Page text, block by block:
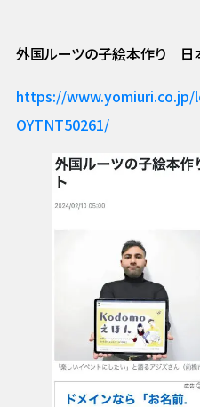
外国ルーツの子絵本作り 日
https://www.yomiuri.co.jp/
OYTNT50261/